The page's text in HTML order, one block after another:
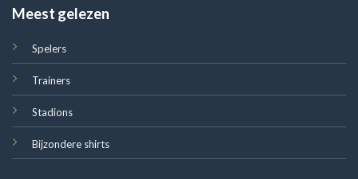
Meest gelezen
Spelers
Trainers
Stadions
Bijzondere shirts